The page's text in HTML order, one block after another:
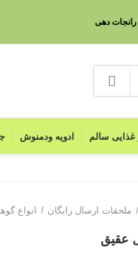
وجهان رانجات دهی
غذایی سالم ادویه ودمنوش
ملحقات ارسال رایگان انواع
عقیق